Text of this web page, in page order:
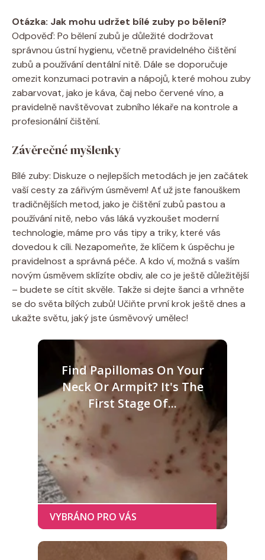
Otázka: Jak mohu udržet bílé zuby po bělení?
Odpověď: Po bělení zubů je důležité dodržovat
správnou ústní hygienu, včetně pravidelného čištění
zubů a používání dentální nitě. Dále se doporučuje
omezit konzumaci potravin a nápojů, které mohou zuby
zabarvovat, jako je káva, čaj nebo červené víno, a
pravidelně navštěvovat zubního lékaře na kontrole a
profesionální čištění.
Závěrečné myšlenky
Bílé zuby: Diskuze o nejlepších metodách je jen začátek
vaší cesty za zářivým úsměvem! Ať už jste fanouškem
tradičnějších metod, jako je čištění zubů pastou a
používání nitě, nebo vás láká vyzkoušet moderní
technologie, máme pro vás tipy a triky, které vás
dovedou k cíli. Nezapomeňte, že klíčem k úspěchu je
pravidelnost a správná péče. A kdo ví, možná s vaším
novým úsměvem sklízíte obdiv, ale co je ještě důležitější
– budete se cítit skvěle. Takže si dejte šanci a vrhněte
se do světa bílých zubů! Učiňte první krok ještě dnes a
ukažte světu, jaký jste úsměvový umělec!
Find Papillomas On Your
Neck Or Armpit? It's The
First Stage Of...